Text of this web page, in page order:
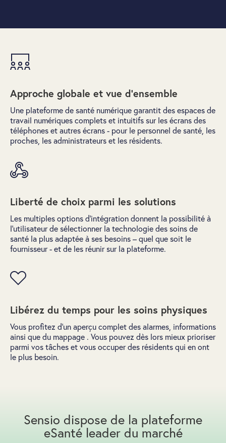
Approche globale et vue d'ensemble
Une plateforme de santé numérique garantit des espaces de
travail numériques complets et intuitifs sur les écrans des
téléphones et autres écrans - pour le personnel de santé, les
proches, les administrateurs et les résidents.
Liberté de choix parmi les solutions
Les multiples options d'intégration donnent la possibilité à
l’utilisateur de sélectionner la technologie des soins de
santé la plus adaptée à ses besoins – quel que soit le
fournisseur - et de les réunir sur la plateforme.
Libérez du temps pour les soins physiques
Vous profitez d’un aperçu complet des alarmes, informations
ainsi que du mappage . Vous pouvez dès lors mieux prioriser
parmi vos tâches et vous occuper des résidents qui en ont
le plus besoin.
Sensio dispose de la plateforme
eSanté leader du marché